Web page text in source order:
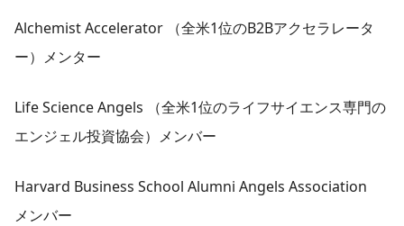
Alchemist Accelerator （全米1位のB2Bアクセラレータ
ー）メンター
Life Science Angels （全米1位のライフサイエンス専門の
エンジェル投資協会）メンバー
Harvard Business School Alumni Angels Association
メンバー